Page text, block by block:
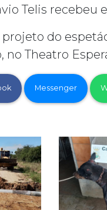
Telis
do
Theatro
Messenger